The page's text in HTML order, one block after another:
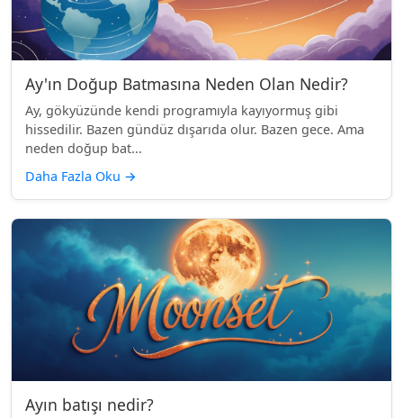
Ay'ın Doğup Batmasına Neden Olan Nedir?
Ay, gökyüzünde kendi programıyla kayıyormuş gibi
hissedilir. Bazen gündüz dışarıda olur. Bazen gece. Ama
neden doğup bat...
Daha Fazla Oku →
Ayın batışı nedir?